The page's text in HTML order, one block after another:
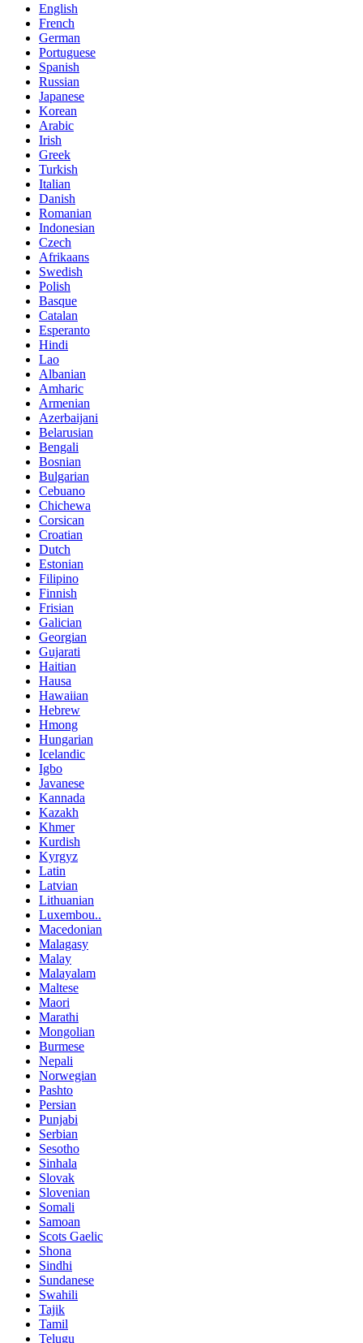
English
French
German
Portuguese
Spanish
Russian
Japanese
Korean
Arabic
Irish
Greek
Turkish
Italian
Danish
Romanian
Indonesian
Czech
Afrikaans
Swedish
Polish
Basque
Catalan
Esperanto
Hindi
Lao
Albanian
Amharic
Armenian
Azerbaijani
Belarusian
Bengali
Bosnian
Bulgarian
Cebuano
Chichewa
Corsican
Croatian
Dutch
Estonian
Filipino
Finnish
Frisian
Galician
Georgian
Gujarati
Haitian
Hausa
Hawaiian
Hebrew
Hmong
Hungarian
Icelandic
Igbo
Javanese
Kannada
Kazakh
Khmer
Kurdish
Kyrgyz
Latin
Latvian
Lithuanian
Luxembou..
Macedonian
Malagasy
Malay
Malayalam
Maltese
Maori
Marathi
Mongolian
Burmese
Nepali
Norwegian
Pashto
Persian
Punjabi
Serbian
Sesotho
Sinhala
Slovak
Slovenian
Somali
Samoan
Scots Gaelic
Shona
Sindhi
Sundanese
Swahili
Tajik
Tamil
Telugu